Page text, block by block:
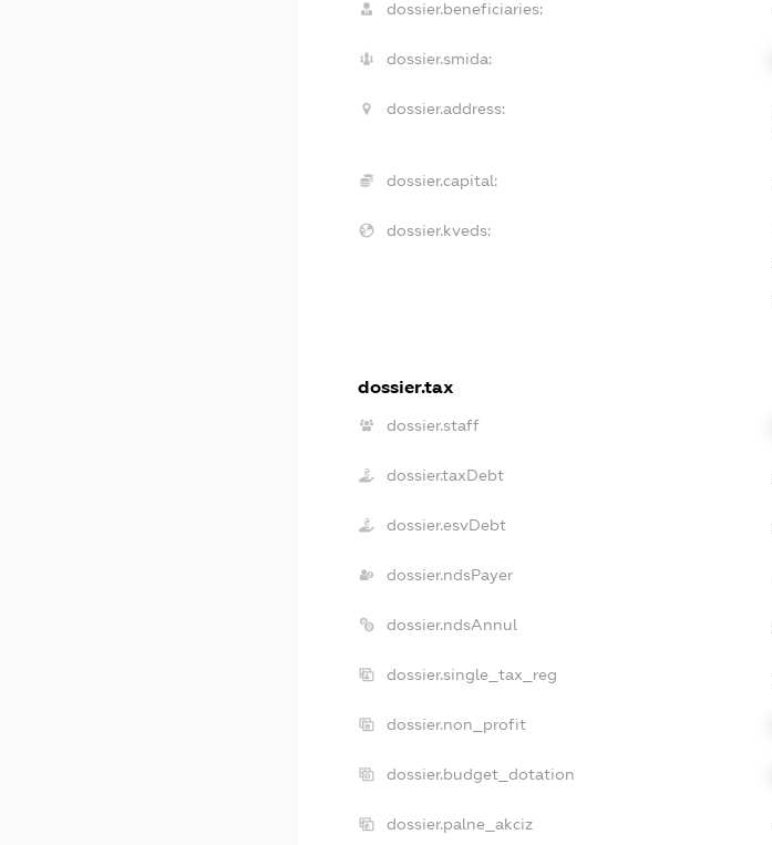
dossier.beneficiaries:
dossier.smida:
dossier.address:
dossier.capital:
dossier.kveds:
dossier.tax
dossier.staff
dossier.taxDebt
dossier.esvDebt
dossier.ndsPayer
dossier.ndsAnnul
dossier.single_tax_reg
dossier.non_profit
dossier.budget_dotation
dossier.palne_akciz